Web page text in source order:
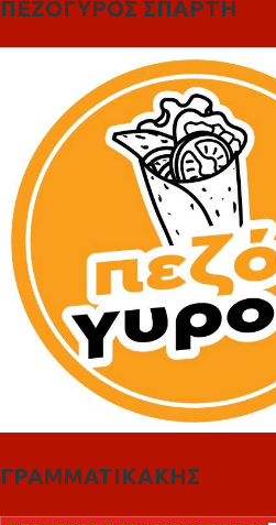
ΠΕΖΟΓΥΡΟΣ ΣΠΑΡΤΗ
ΓΡΑΜΜΑΤΙΚΑΚΗΣ